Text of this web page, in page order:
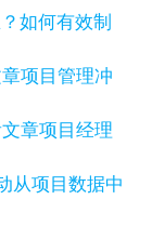
如何有效制
项目管理冲
章项目经理